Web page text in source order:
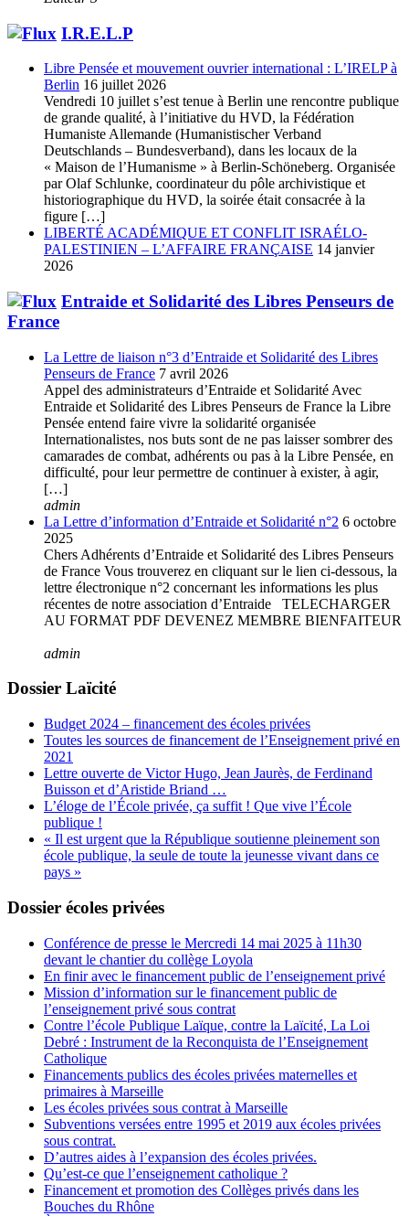
I.R.E.L.P
Libre Pensée et mouvement ouvrier international : L’IRELP à
Berlin 16 juillet 2026
Vendredi 10 juillet s’est tenue à Berlin une rencontre publique
de grande qualité, à l’initiative du HVD, la Fédération
Humaniste Allemande (Humanistischer Verband
Deutschlands – Bundesverband), dans les locaux de la
« Maison de l’Humanisme » à Berlin-Schöneberg. Organisée
par Olaf Schlunke, coordinateur du pôle archivistique et
historiographique du HVD, la soirée était consacrée à la
figure […]
LIBERTÉ ACADÉMIQUE ET CONFLIT ISRAÉLO-
PALESTINIEN – L’AFFAIRE FRANÇAISE 14 janvier
2026
Entraide et Solidarité des Libres Penseurs de
France
La Lettre de liaison n°3 d’Entraide et Solidarité des Libres
Penseurs de France 7 avril 2026
Appel des administrateurs d’Entraide et Solidarité Avec
Entraide et Solidarité des Libres Penseurs de France la Libre
Pensée entend faire vivre la solidarité organisée
Internationalistes, nos buts sont de ne pas laisser sombrer des
camarades de combat, adhérents ou pas à la Libre Pensée, en
difficulté, pour leur permettre de continuer à exister, à agir,
[…]
admin
La Lettre d’information d’Entraide et Solidarité n°2 6 octobre
2025
Chers Adhérents d’Entraide et Solidarité des Libres Penseurs
de France Vous trouverez en cliquant sur le lien ci-dessous, la
lettre électronique n°2 concernant les informations les plus
récentes de notre association d’Entraide TELECHARGER
AU FORMAT PDF DEVENEZ MEMBRE BIENFAITEUR
admin
Dossier Laïcité
Budget 2024 – financement des écoles privées
Toutes les sources de financement de l’Enseignement privé en
2021
Lettre ouverte de Victor Hugo, Jean Jaurès, de Ferdinand
Buisson et d’Aristide Briand …
L’éloge de l’École privée, ça suffit ! Que vive l’École
publique !
« Il est urgent que la République soutienne pleinement son
école publique, la seule de toute la jeunesse vivant dans ce
pays »
Dossier écoles privées
Conférence de presse le Mercredi 14 mai 2025 à 11h30
devant le chantier du collège Loyola
En finir avec le financement public de l’enseignement privé
Mission d’information sur le financement public de
l’enseignement privé sous contrat
Contre l’école Publique Laïque, contre la Laïcité, La Loi
Debré : Instrument de la Reconquista de l’Enseignement
Catholique
Financements publics des écoles privées maternelles et
primaires à Marseille
Les écoles privées sous contrat à Marseille
Subventions versées entre 1995 et 2019 aux écoles privées
sous contrat.
D’autres aides à l’expansion des écoles privées.
Qu’est-ce que l’enseignement catholique ?
Financement et promotion des Collèges privés dans les
Bouches du Rhône